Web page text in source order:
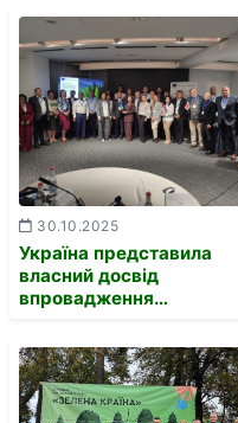
деревообробних
підприємств України"
взяв участь у робочій
зустрічі, присвяченій
ключовим питанням
галузі, зокрема,
цифровізації та
впровадженню вимог
Регламенту ЄС (EUDR).
30.10.2025
Україна представила
власний досвід
впровадження
лісової галузі на
регіональному семінарі
EU4Environment у
Вірменії